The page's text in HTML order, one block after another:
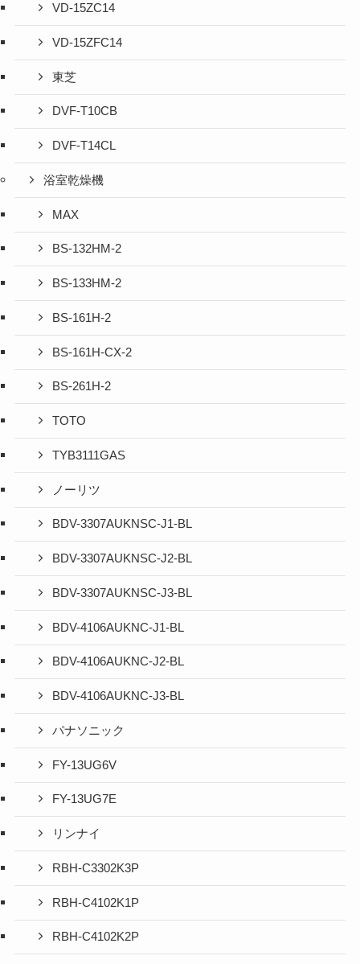
VD-15ZC14
VD-15ZFC14
東芝
DVF-T10CB
DVF-T14CL
浴室乾燥機
MAX
BS-132HM-2
BS-133HM-2
BS-161H-2
BS-161H-CX-2
BS-261H-2
TOTO
TYB3111GAS
ノーリツ
BDV-3307AUKNSC-J1-BL
BDV-3307AUKNSC-J2-BL
BDV-3307AUKNSC-J3-BL
BDV-4106AUKNC-J1-BL
BDV-4106AUKNC-J2-BL
BDV-4106AUKNC-J3-BL
パナソニック
FY-13UG6V
FY-13UG7E
リンナイ
RBH-C3302K3P
RBH-C4102K1P
RBH-C4102K2P